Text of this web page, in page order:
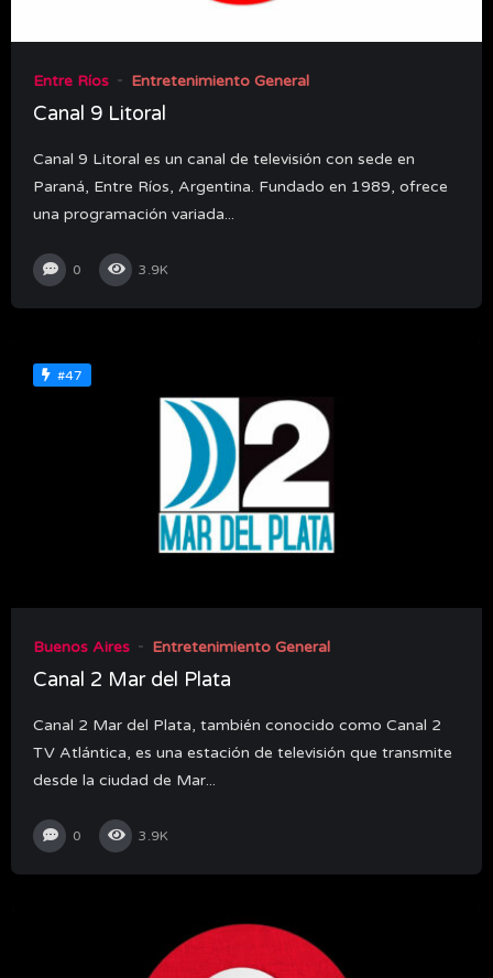
Entre Ríos Entretenimiento General
Canal 9 Litoral
Canal 9 Litoral es un canal de televisión con sede en
Paraná, Entre Ríos, Argentina. Fundado en 1989, ofrece
una programación variada...
0 3.9K
#47
Buenos Aires Entretenimiento General
Canal 2 Mar del Plata
Canal 2 Mar del Plata, también conocido como Canal 2
TV Atlántica, es una estación de televisión que transmite
desde la ciudad de Mar...
0 3.9K